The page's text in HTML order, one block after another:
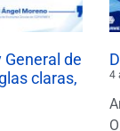
de
claras,
4